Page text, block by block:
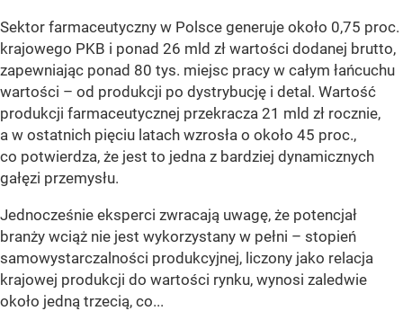
Sektor farmaceutyczny w Polsce generuje około 0,75 proc.
krajowego PKB i ponad 26 mld zł wartości dodanej brutto,
zapewniając ponad 80 tys. miejsc pracy w całym łańcuchu
wartości – od produkcji po dystrybucję i detal. Wartość
produkcji farmaceutycznej przekracza 21 mld zł rocznie,
a w ostatnich pięciu latach wzrosła o około 45 proc.,
co potwierdza, że jest to jedna z bardziej dynamicznych
gałęzi przemysłu.
Jednocześnie eksperci zwracają uwagę, że potencjał
branży wciąż nie jest wykorzystany w pełni – stopień
samowystarczalności produkcyjnej, liczony jako relacja
krajowej produkcji do wartości rynku, wynosi zaledwie
około jedną trzecią, co...